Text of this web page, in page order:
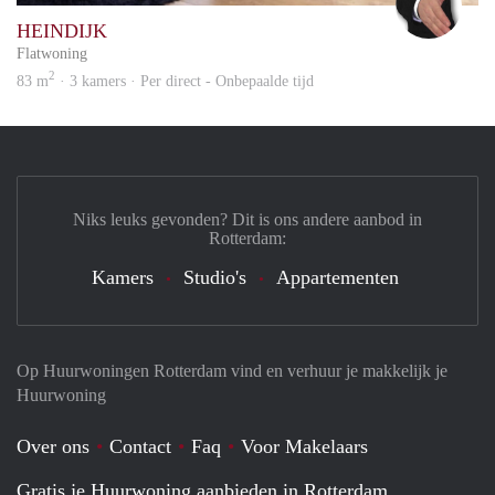
HEINDIJK
Flatwoning
83 m2 · 3 kamers · Per direct - Onbepaalde tijd
Op Huurwoningen Rotterdam vind en verhuur je makkelijk je
Huurwoning
Over ons Contact Faq
Voor Makelaars
Gratis je Huurwoning aanbieden in Rotterdam
Niks leuks gevonden? Dit is ons andere aanbod in
Rotterdam:
Kamers Studio's Appartementen